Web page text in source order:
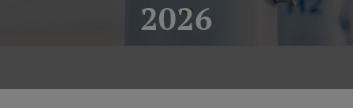
2026